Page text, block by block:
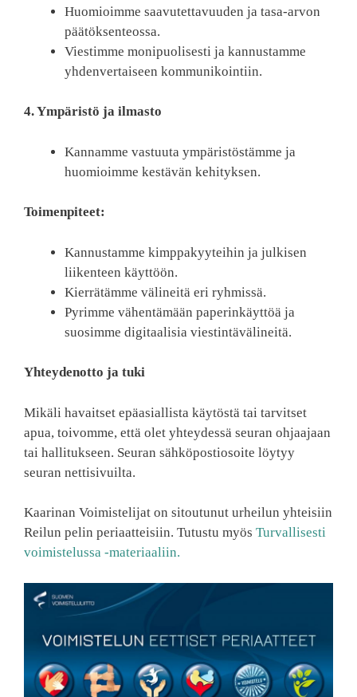
Huomioimme saavutettavuuden ja tasa-arvon
päätöksenteossa.
Viestimme monipuolisesti ja kannustamme
yhdenvertaiseen kommunikointiin.
4. Ympäristö ja ilmasto
Kannamme vastuuta ympäristöstämme ja
huomioimme kestävän kehityksen.
Toimenpiteet:
Kannustamme kimppakyyteihin ja julkisen
liikenteen käyttöön.
Kierrätämme välineitä eri ryhmissä.
Pyrimme vähentämään paperinkäyttöä ja
suosimme digitaalisia viestintävälineitä.
Yhteydenotto ja tuki
Mikäli havaitset epäasiallista käytöstä tai tarvitset
apua, toivomme, että olet yhteydessä seuran ohjaajaan
tai hallitukseen. Seuran sähköpostiosoite löytyy
seuran nettisivuilta.
Kaarinan Voimistelijat on sitoutunut urheilun yhteisiin
Reilun pelin periaatteisiin. Tutustu myös Turvallisesti
voimistelussa -materiaaliin.